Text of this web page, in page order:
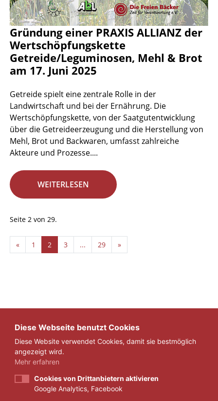
Gründung einer PRAXIS ALLIANZ der
Wertschöpfungskette
Getreide/Leguminosen, Mehl & Brot
am 17. Juni 2025
Getreide spielt eine zentrale Rolle in der
Landwirtschaft und bei der Ernährung. Die
Wertschöpfungskette, von der Saatgutentwicklung
über die Getreideerzeugung und die Herstellung von
Mehl, Brot und Backwaren, umfasst zahlreiche
Akteure und Prozesse....
WEITERLESEN
Seite 2 von 29.
« 1 2 3 ... 29 »
Diese Webseite benutzt Cookies
Diese Website verwendet Cookies, damit sie bestmöglich
angezeigt wird.
Mehr erfahren
Cookies von Drittanbietern aktivieren
Google Analytics, Facebook